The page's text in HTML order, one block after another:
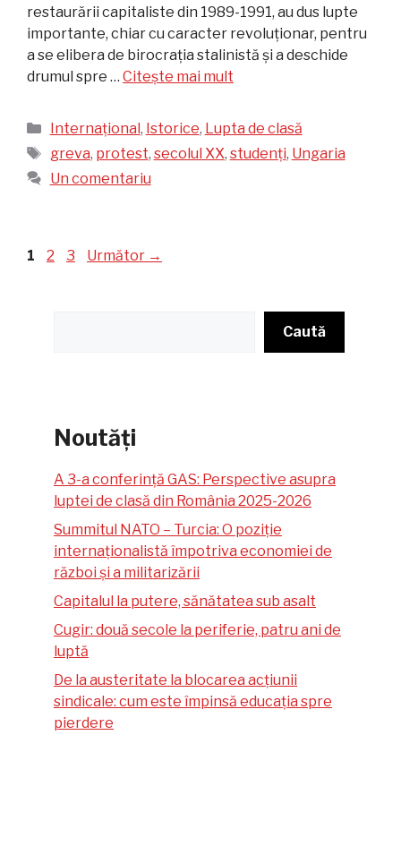
restaurării capitaliste din 1989-1991, au dus lupte
importante, chiar cu caracter revoluționar, pentru
a se elibera de birocrația stalinistă și a deschide
drumul spre … Citește mai mult
Categorii
Internațional, Istorice, Lupta de clasă
Etichete
greva, protest, secolul XX, studenți, Ungaria
Un comentariu
Pagina
1 Pagina
2 Pagina
3 Următor →
Caută
Noutăți
A 3-a conferință GAS: Perspective asupra
luptei de clasă din România 2025-2026
Summitul NATO – Turcia: O poziție
internaționalistă împotriva economiei de
război și a militarizării
Capitalul la putere, sănătatea sub asalt
Cugir: două secole la periferie, patru ani de
luptă
De la austeritate la blocarea acțiunii
sindicale: cum este împinsă educația spre
pierdere